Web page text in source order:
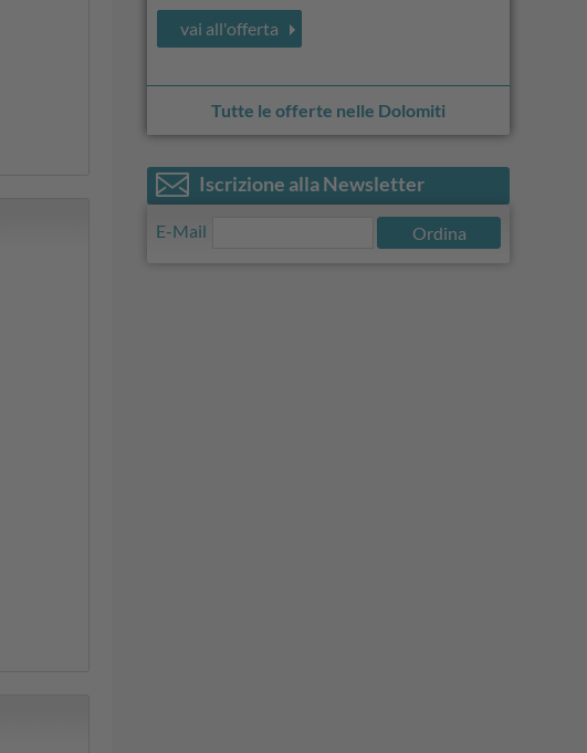
vai all'offerta
Tutte le offerte nelle Dolomiti
Iscrizione alla Newsletter
E-Mail